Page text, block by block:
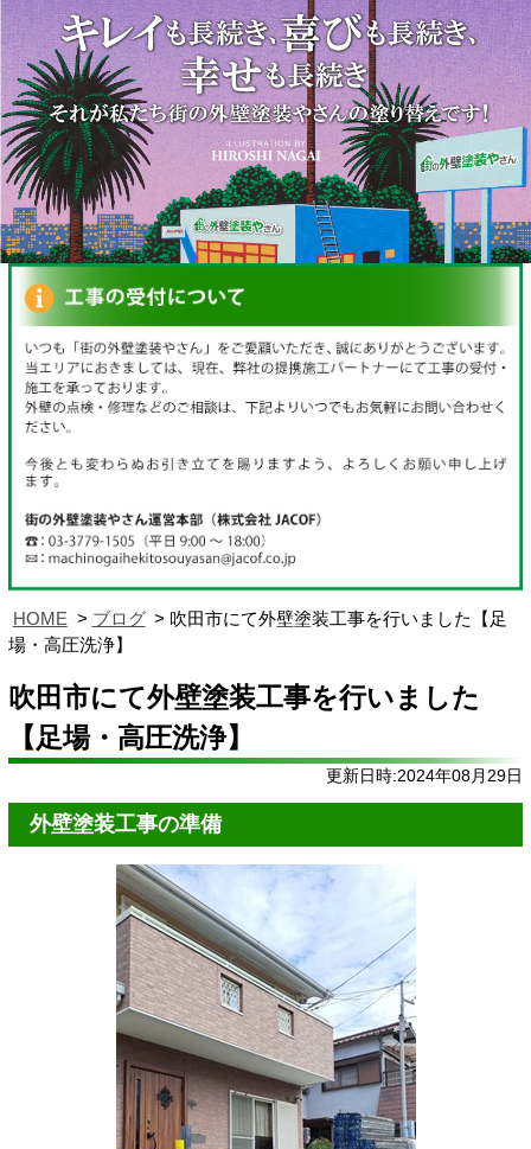
HOME ブログ
吹田市にて外壁塗装工事を行いました【足
場・高圧洗浄】
吹田市にて外壁塗装工事を行いました
【足場・高圧洗浄】
更新日時:2024年08月29日
外壁塗装工事の準備